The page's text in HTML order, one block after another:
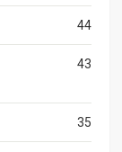
44
43
35